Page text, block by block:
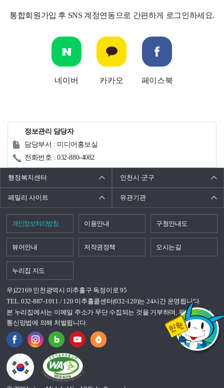
통합회원가입 후 SNS 계정연동으로 간편하게 로그인하세요.
네이버 카카오 페이스북
정보관리 담당자
담당부서 : 미디어홍보실
전화번호 : 032-880-4082
행정복지센터 인천시·군구
패밀리 사이트 유관기관
개인정보처리방침 이용안내 구청안내도
뷰어안내 저작권정책 오시는길
누리집 지도
우)22169 인천광역시 미추홀구 독정이로 95
TEL. 032-887-1011 / 120 미추홀콜센터(032-120)는 24시간 운영됩니다.
본 누리집에서는 이메일 주소가 무단 수집되는 것을 거부하며, 위반시 정보
통신망법에 의해 처벌됩니다.
국가상징이란?